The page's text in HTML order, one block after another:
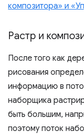
композитора» и
Растр и
После того как
рисования
информацию в
наборщика
быть большим,
поэтому поток